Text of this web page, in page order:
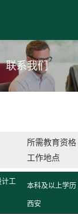
联系我们
所需教育资格
工作地点
计工
本科及以上学历
西安